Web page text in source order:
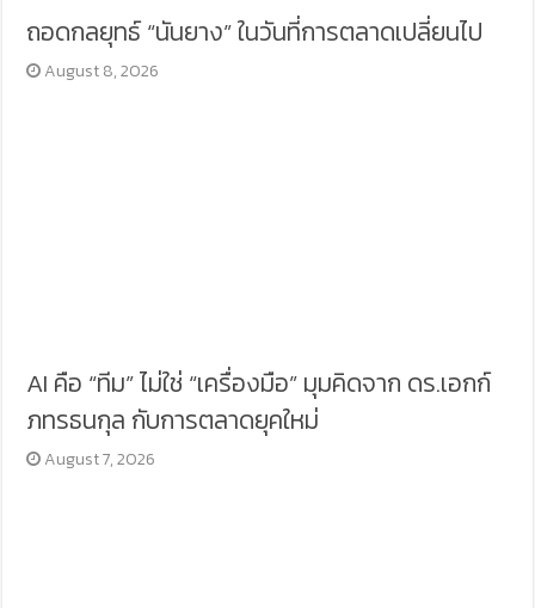
ถอดกลยุทธ์ “นันยาง” ในวันที่การตลาดเปลี่ยนไป
August 8, 2026
AI คือ “ทีม” ไม่ใช่ “เครื่องมือ” มุมคิดจาก ดร.เอกก์
ภทรธนกุล กับการตลาดยุคใหม่
August 7, 2026